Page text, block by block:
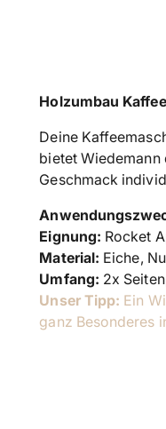
Holzumbau
Deine
bietet
Geschmack
Eignung: Rocket
Material: Eiche,
Umfang: 2x
Unser Tipp: Ein
ganz Besonderes